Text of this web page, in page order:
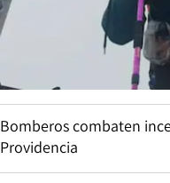
Bomberos combaten
Providencia